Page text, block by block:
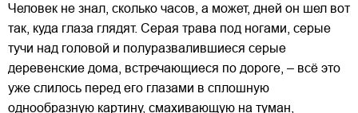
Человек не знал, сколько часов, а может, дней он шел вот
так, куда глаза глядят. Серая трава под ногами, серые
тучи над головой и полуразвалившиеся серые
деревенские дома, встречающиеся по дороге, – всё это
уже слилось перед его глазами в сплошную
однообразную картину, смахивающую на туман,